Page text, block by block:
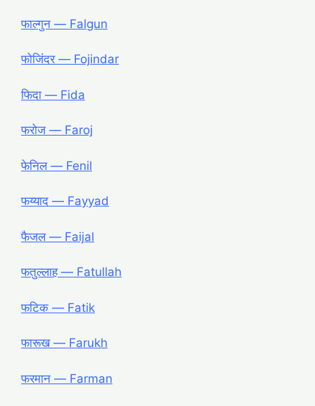
फाल्गुन — Falgun
फोजिंदर ― Fojindar
फिदा ― Fida
फरोज ― Faroj
फेनिल ― Fenil
फय्याद ― Fayyad
फैजल ― Faijal
फतुल्लाह ― Fatullah
फटिक ― Fatik
फारूख ― Farukh
फरमान ― Farman